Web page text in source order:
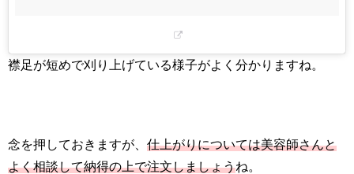
襟足が短めで刈り上げている様子がよく分かりますね。
念を押しておきますが、 仕上がりについては美容師さんと
よく相談して納得の上で注文しましょうね。